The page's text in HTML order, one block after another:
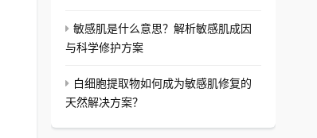
敏感肌是什么意思？解析敏感肌成因
与科学修护方案
白细胞提取物如何成为敏感肌修复的
天然解决方案？